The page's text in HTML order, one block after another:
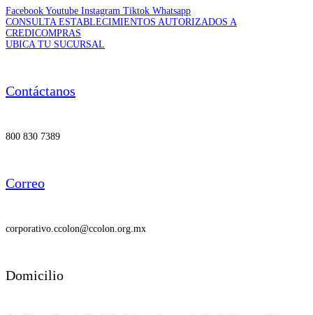
Facebook Youtube Instagram Tiktok Whatsapp
CONSULTA ESTABLECIMIENTOS AUTORIZADOS A
CREDICOMPRAS
UBICA TU SUCURSAL
Contáctanos
800 830 7389
Correo
corporativo.ccolon@ccolon.org.mx
Domicilio